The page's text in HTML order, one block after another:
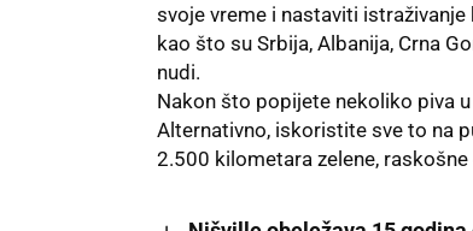
svoje vreme i nastaviti
kao što su Srbija, Albanija, Crna
nudi.
Nakon što popijete nekoliko piva
Alternativno, iskoristite sve to na
2.500 kilometara zelene,